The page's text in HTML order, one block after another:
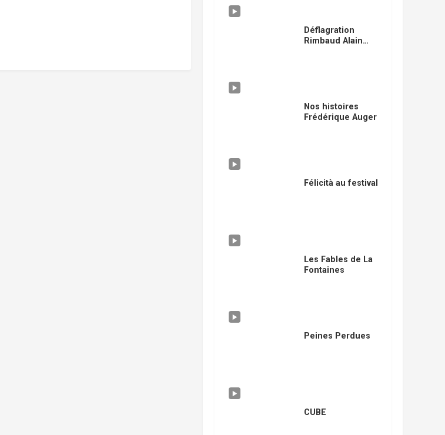
Déflagration
Rimbaud Alain
Nos histoires
Frédérique Auger
Félicità au festival
Les Fables de La
Fontaines
Peines Perdues
CUBE